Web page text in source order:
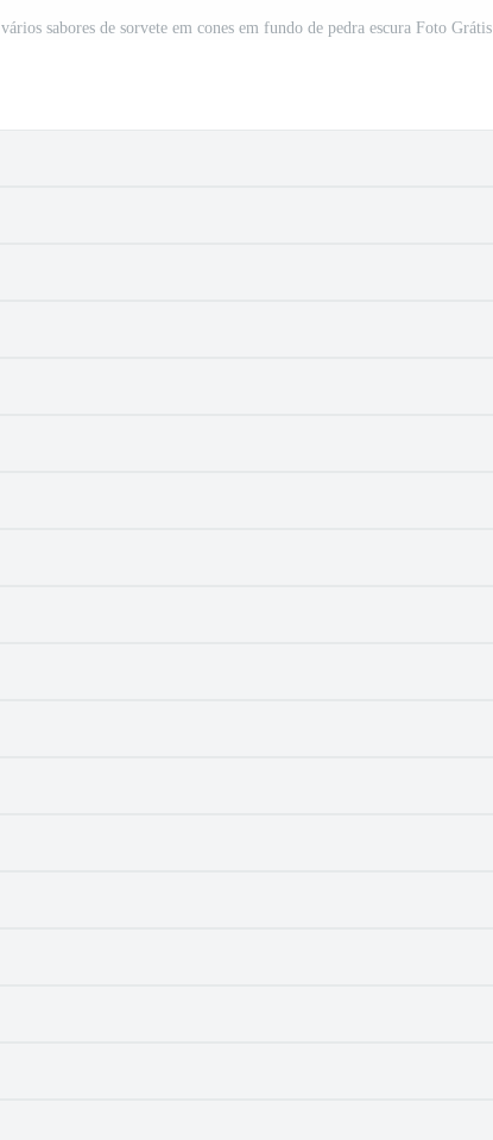
vários sabores de sorvete em cones em fundo de pedra escura Foto Grátis